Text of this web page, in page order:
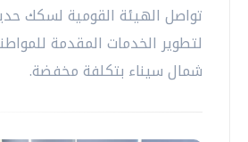
تواصل الهيئة القومية لسكك
لتطوير الخدمات المقدمة
شمال سيناء بتكلفة مخفضة.